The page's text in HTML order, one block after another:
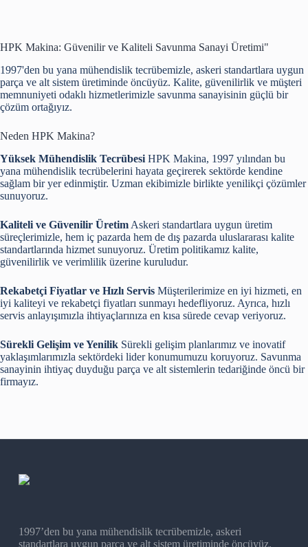
HPK Makina: Güvenilir ve Kaliteli Savunma Sanayi Üretimi"
1997'den bu yana mühendislik tecrübemizle, askeri standartlara uygun
parça ve alt sistem üretiminde öncüyüz. Kalite, güvenilirlik ve müşteri
memnuniyeti odaklı hizmetlerimizle savunma sanayisinin güçlü bir
çözüm ortağıyız.
Neden HPK Makina?
Yüksek Mühendislik Tecrübesi HPK Makina, 1997 yılından bu
yana mühendislik tecrübelerini hayata geçirerek sektörde kendine
sağlam bir yer edinmiştir. Uzman ekibimizle birlikte yenilikçi çözümler
sunuyoruz.
Kaliteli ve Güvenilir Üretim Askeri standartlara uygun üretim
süreçlerimizle, hem iç pazarda hem de dış pazarda uluslararası kalite
standartlarında hizmet sunuyoruz. Üretim politikamız kalite,
güvenilirlik ve verimlilik üzerine kuruludur.
Rekabetçi Fiyatlar ve Hızlı Servis Müşterilerimize en iyi hizmeti, en
iyi kaliteyi ve rekabetçi fiyatları sunmayı hedefliyoruz. Ayrıca, hızlı
servis anlayışımızla ihtiyaçlarınıza en kısa sürede cevap veriyoruz.
Sürekli Gelişim ve Yenilik Sürekli gelişim planlarımız ve inovatif
yaklaşımlarımızla sektördeki lider konumumuzu koruyoruz. Savunma
sanayinin ihtiyaç duyduğu parça ve alt sistemlerin tedariğinde öncü bir
firmayız.
1997’den bu yana mühendislik tecrübemizle, askeri
standartlara uygun parça ve alt sistem üretiminde öncüyüz.